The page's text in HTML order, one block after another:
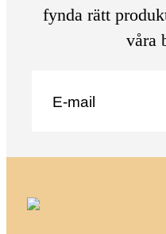
fynda rätt
våra